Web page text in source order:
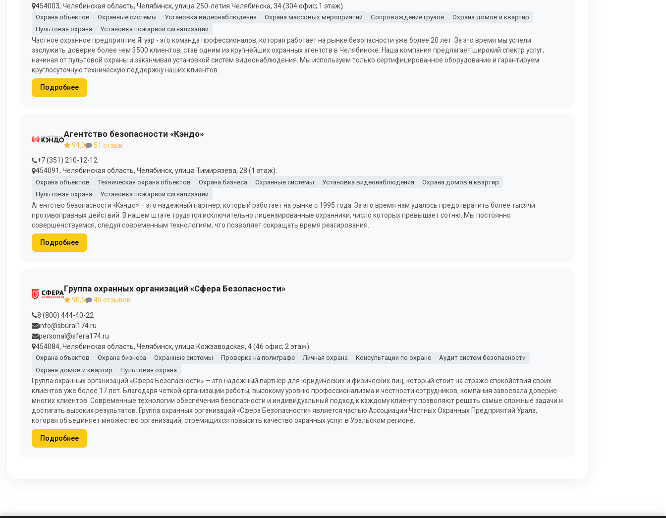
454003, Челябинская область, Челябинск, улица 250-летия Челябинска, 34 (304 офис; 1 этаж).
Охрана объектов Охранные системы Установка видеонаблюдения Охрана массовых мероприятий Сопровождение грузов
Охрана домов и квартир
Пультовая охрана
Установка пожарной сигнализации
Частное охранное предприятие Ягуар - это команда профессионалов, которая работает на рынке безопасности уже более 20 лет. За это время мы успели
заслужить доверие более чем 3500 клиентов, став одним из крупнейших охранных агентств в Челябинске. Наша компания предлагает широкий спектр услуг,
начиная от пультовой охраны и заканчивая установкой систем видеонаблюдения. Мы используем только сертифицированное оборудование и гарантируем
круглосуточную техническую поддержку наших клиентов.
Подробнее
Агентство безопасности «Кэндо»
94,0
51 отзыв
+7 (351) 210-12-12
454091, Челябинская область, Челябинск, улица Тимирязева, 28 (1 этаж).
Охрана объектов Техническая охрана объектов Охрана бизнеса Охранные системы Установка видеонаблюдения
Охрана домов и квартир
Пультовая охрана
Установка пожарной сигнализации
Агентство безопасности «Кэндо» – это надежный партнер, который работает на рынке с 1995 года. За это время нам удалось предотвратить более тысячи
противоправных действий. В нашем штате трудятся исключительно лицензированные охранники, число которых превышает сотню. Мы постоянно
совершенствуемся, следуя современным технологиям, что позволяет сокращать время реагирования.
Подробнее
Группа охранных организаций «Сфера Безопасности»
90,5
45 отзывов
8 (800) 444-40-22
info@sbural174.ru
personal@sfera174.ru
454084, Челябинская область, Челябинск, улица Кожзаводская, 4 (46 офис; 2 этаж).
Охрана объектов Охрана бизнеса Охранные системы Проверка на полиграфе Личная охрана Консультации по охране
Аудит систем безопасности
Охрана домов и квартир
Пультовая охрана
Группа охранных организаций «Сфера Безопасности» — это надежный партнер для юридических и физических лиц, который стоит на страже спокойствия своих
клиентов уже более 17 лет. Благодаря четкой организации работы, высокому уровню профессионализма и честности сотрудников, компания завоевала доверие
многих клиентов. Современные технологии обеспечения безопасности и индивидуальный подход к каждому клиенту позволяют решать самые сложные задачи и
достигать высоких результатов. Группа охранных организаций «Сфера Безопасности» является частью Ассоциации Частных Охранных Предприятий Урала,
которая объединяет множество организаций, стремящихся повысить качество охранных услуг в Уральском регионе.
Подробнее